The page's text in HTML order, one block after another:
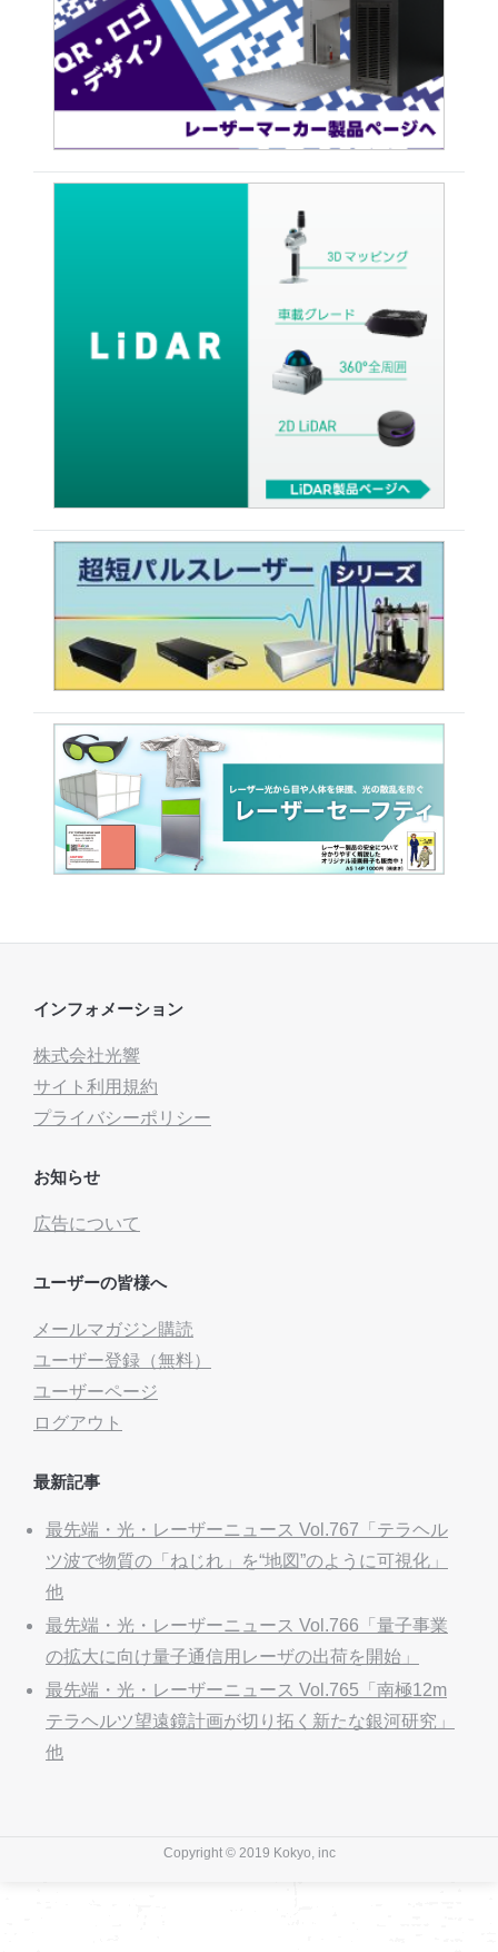
インフォメーション
株式会社光響
サイト利用規約
プライバシーポリシー
お知らせ
広告について
ユーザーの皆様へ
メールマガジン購読
ユーザー登録（無料）
ユーザーページ
ログアウト
最新記事
最先端・光・レーザーニュース Vol.767「テラヘル
ツ波で物質の「ねじれ」を“地図”のように可視化」
他
最先端・光・レーザーニュース Vol.766「量子事業
の拡大に向け量子通信用レーザの出荷を開始」
最先端・光・レーザーニュース Vol.765「南極12m
テラヘルツ望遠鏡計画が切り拓く新たな銀河研究」
他
Copyright © 2019 Kokyo, inc